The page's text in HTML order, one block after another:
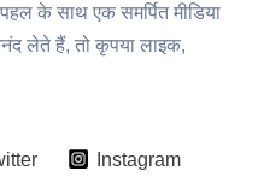
के साथ एक समर्पित मीडिया
लेते हैं, तो कृपया लाइक,
Instagram